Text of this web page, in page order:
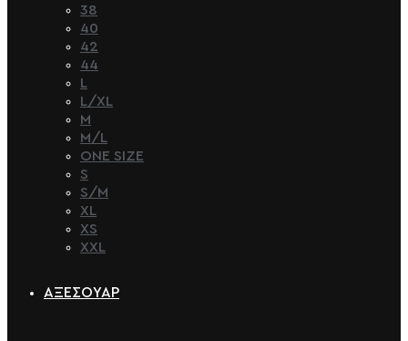
38
40
42
44
L
L/XL
M
M/L
ONE SIZE
S
S/M
XL
XS
XXL
ΑΞΕΣΟΥΑΡ